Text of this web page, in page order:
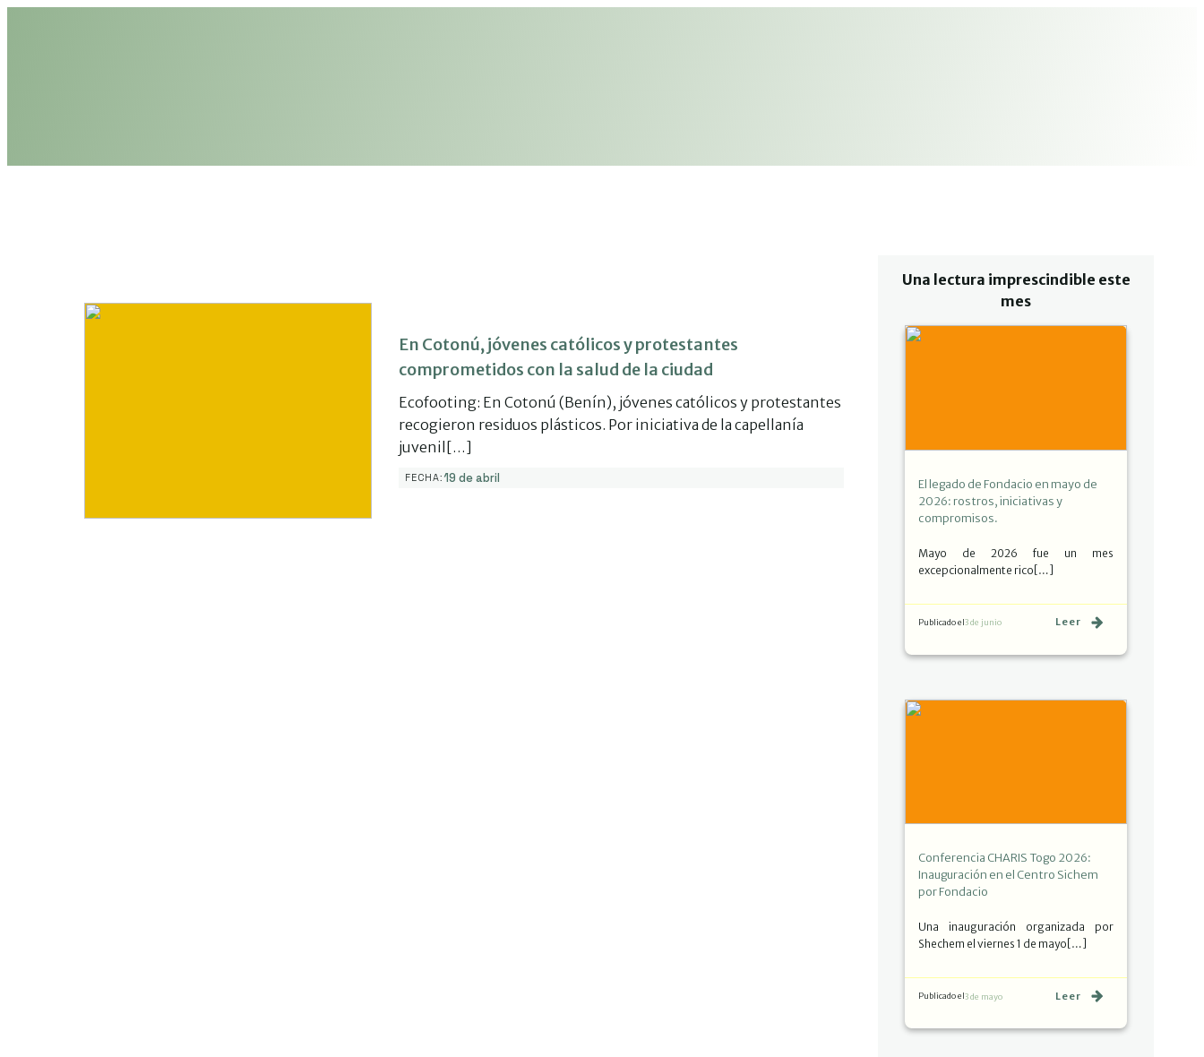
En Cotonú, jóvenes católicos y protestantes
comprometidos con la salud de la ciudad
Ecofooting: En Cotonú (Benín), jóvenes católicos y protestantes
recogieron residuos plásticos. Por iniciativa de la capellanía
juvenil[…]
FECHA:19 de abril
Una lectura imprescindible este
mes
El legado de Fondacio en mayo de
2026: rostros, iniciativas y
compromisos.
Mayo de 2026 fue un mes
excepcionalmente rico[…]
Publicado el3 de junio Leer
Conferencia CHARIS Togo 2026:
Inauguración en el Centro Sichem
por Fondacio
Una inauguración organizada por
Shechem el viernes 1 de mayo[…]
Publicado el3 de mayo Leer